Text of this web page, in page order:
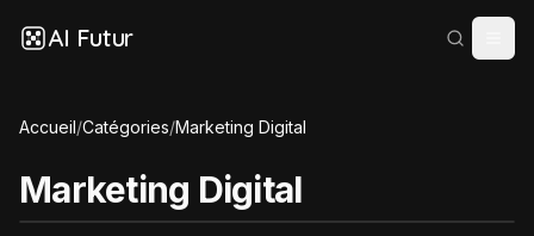
AI Futur
Accueil/Catégories/Marketing Digital
Marketing Digital